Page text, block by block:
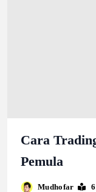
Cara
Pemula
Mudhofar